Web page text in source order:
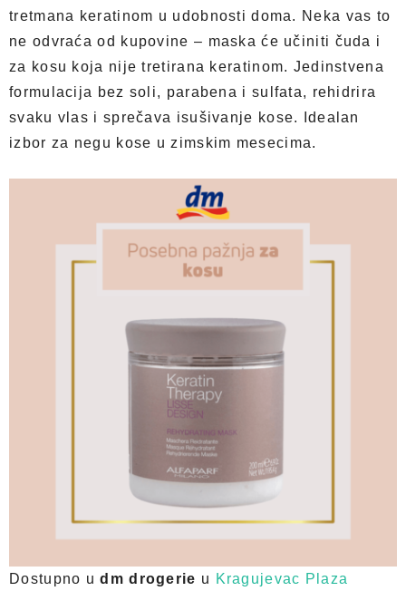
tretmana keratinom u udobnosti doma. Neka vas to
ne odvraća od kupovine – maska će učiniti čuda i
za kosu koja nije tretirana keratinom. Jedinstvena
formulacija bez soli, parabena i sulfata, rehidrira
svaku vlas i sprečava isušivanje kose. Idealan
izbor za negu kose u zimskim mesecima.
Dostupno udm drogerie u Kragujevac Plaza